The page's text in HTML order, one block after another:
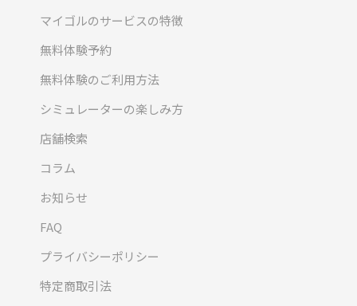
マイゴルのサービスの特徴
無料体験予約
無料体験のご利用方法
シミュレーターの楽しみ方
店舗検索
コラム
お知らせ
FAQ
プライバシーポリシー
特定商取引法